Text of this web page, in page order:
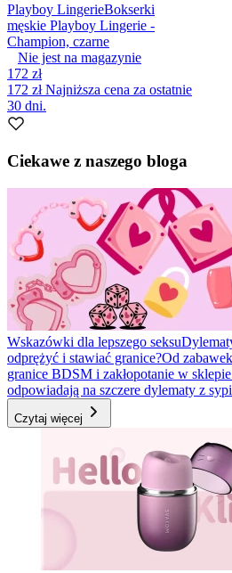
Playboy LingerieBokserki
męskie Playboy Lingerie -
Champion, czarne
Nie jest na magazynie
172 zł
172 złNajniższa cena za ostatnie
30 dni.
Ciekawe z naszego bloga
Wskazówki dla lepszego seksu
odprężyć i stawiać granice?Od
granice BDSM i zakłopotanie w
odpowiadają na szczere dylematy z
Czytaj więcej